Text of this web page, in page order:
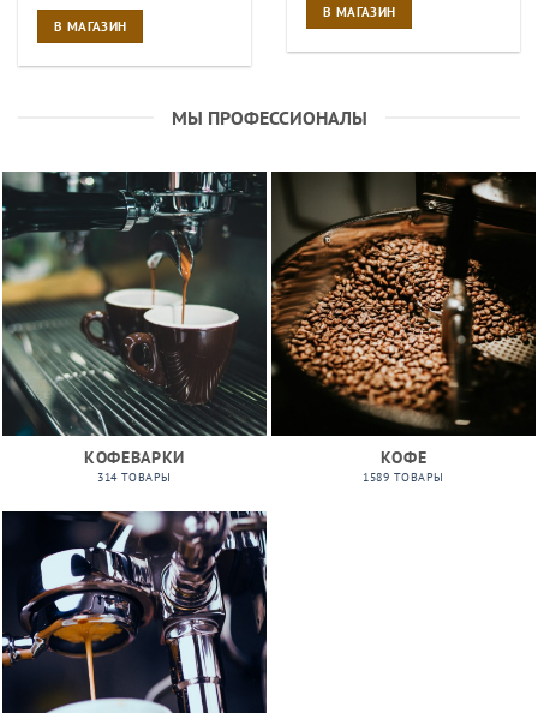
В МАГАЗИН
В МАГАЗИН
МЫ ПРОФЕССИОНАЛЫ
КОФЕВАРКИ
314 ТОВАРЫ
КОФЕ
1589 ТОВАРЫ